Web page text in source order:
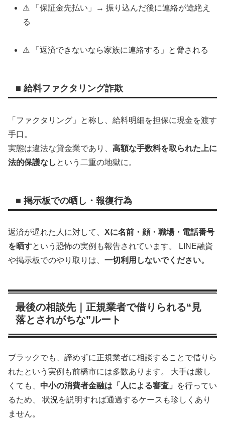
⚠ 「保証金先払い」→ 振り込んだ後に連絡が途絶え
る
⚠ 「返済できないなら家族に連絡する」と脅される
■ 給料ファクタリング詐欺
「ファクタリング」と称し、給料明細を担保に現金を渡す
手口。
実態は違法な貸金業であり、 高額な手数料を取られた上に
法的保護なし という二重の地獄に。
■ 掲示板での晒し・報復行為
返済が遅れた人に対して、 Xに名前・顔・職場・電話番号
を晒すという恐怖の実例も報告されています。 LINE融資
や掲示板でのやり取りは、 一切利用しないでください。
最後の相談先｜正規業者で借りられる“見
落とされがちな”ルート
ブラックでも、諦めずに正規業者に相談することで借りら
れたという実例も前橋市には多数あります。 大手は厳し
くても、 中小の消費者金融は「人による審査」
を行ってい
るため、 状況を説明すれば通過するケースも珍しくあり
ません。